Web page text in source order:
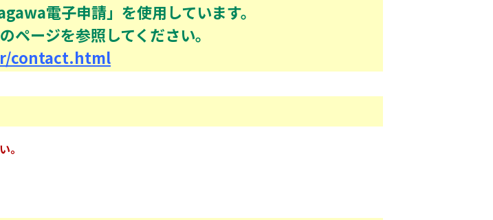
電子申請」を使用しています。
ページを参照してください。
contact.html
。